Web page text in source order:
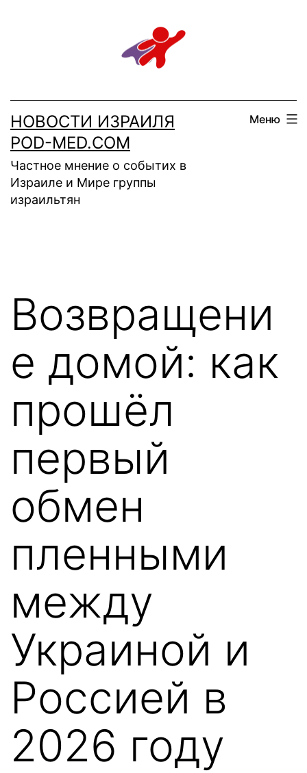
НОВОСТИ ИЗРАИЛЯ
POD-MED.COM
Частное мнение о событих в
Израиле и Мире группы
израильтян
Меню
Возвращени
е домой: как
прошёл
первый
обмен
пленными
между
Украиной и
Россией в
2026 году